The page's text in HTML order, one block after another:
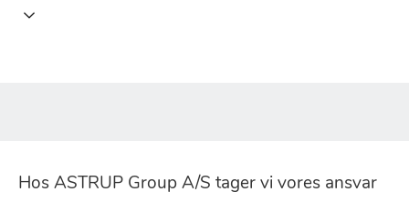
Hos ASTRUP Group A/S tager vi vores ansvar